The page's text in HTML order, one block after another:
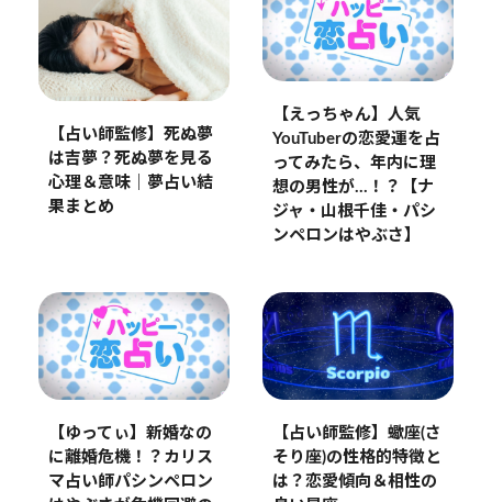
【占い師監修】死ぬ夢
は吉夢？死ぬ夢を見る
心理＆意味｜夢占い結
果まとめ
【えっちゃん】人気
YouTuberの恋愛運を占
ってみたら、年内に理
想の男性が…！？【ナ
ジャ・山根千佳・パシ
ンペロンはやぶさ】
【ゆってぃ】新婚なの
に離婚危機！？カリス
マ占い師パシンペロン
【占い師監修】蠍座(さ
そり座)の性格的特徴と
は？恋愛傾向＆相性の